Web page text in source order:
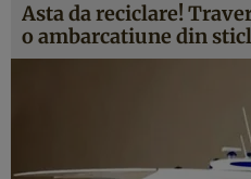
Asta da reciclare!
o ambarcatiune din